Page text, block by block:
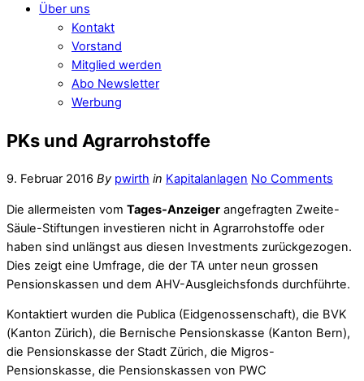
Über uns
Kontakt
Vorstand
Mitglied werden
Abo Newsletter
Werbung
PKs und Agrarrohstoffe
9. Februar 2016 By pwirth in Kapitalanlagen No Comments
Die allermeisten vom Tages-Anzeiger an­­gefragten Zweite-
Säule-Stiftungen investieren nicht in Agrarrohstoffe oder
haben sind unlängst aus diesen Investments zurückgezogen.
Dies zeigt eine Umfrage, die der TA unter neun grossen
Pensionskassen und dem AHV-Ausgleichsfonds durchführte.
Kontaktiert wurden die Publica ­(Eidgenossenschaft), die BVK
(Kanton Zürich), die Bernische Pensionskasse (Kanton Bern),
die Pensionskasse der Stadt Zürich, die Migros-
Pensionskasse, die Pensionskassen von PWC